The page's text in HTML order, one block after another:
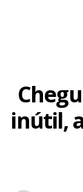
inútil,